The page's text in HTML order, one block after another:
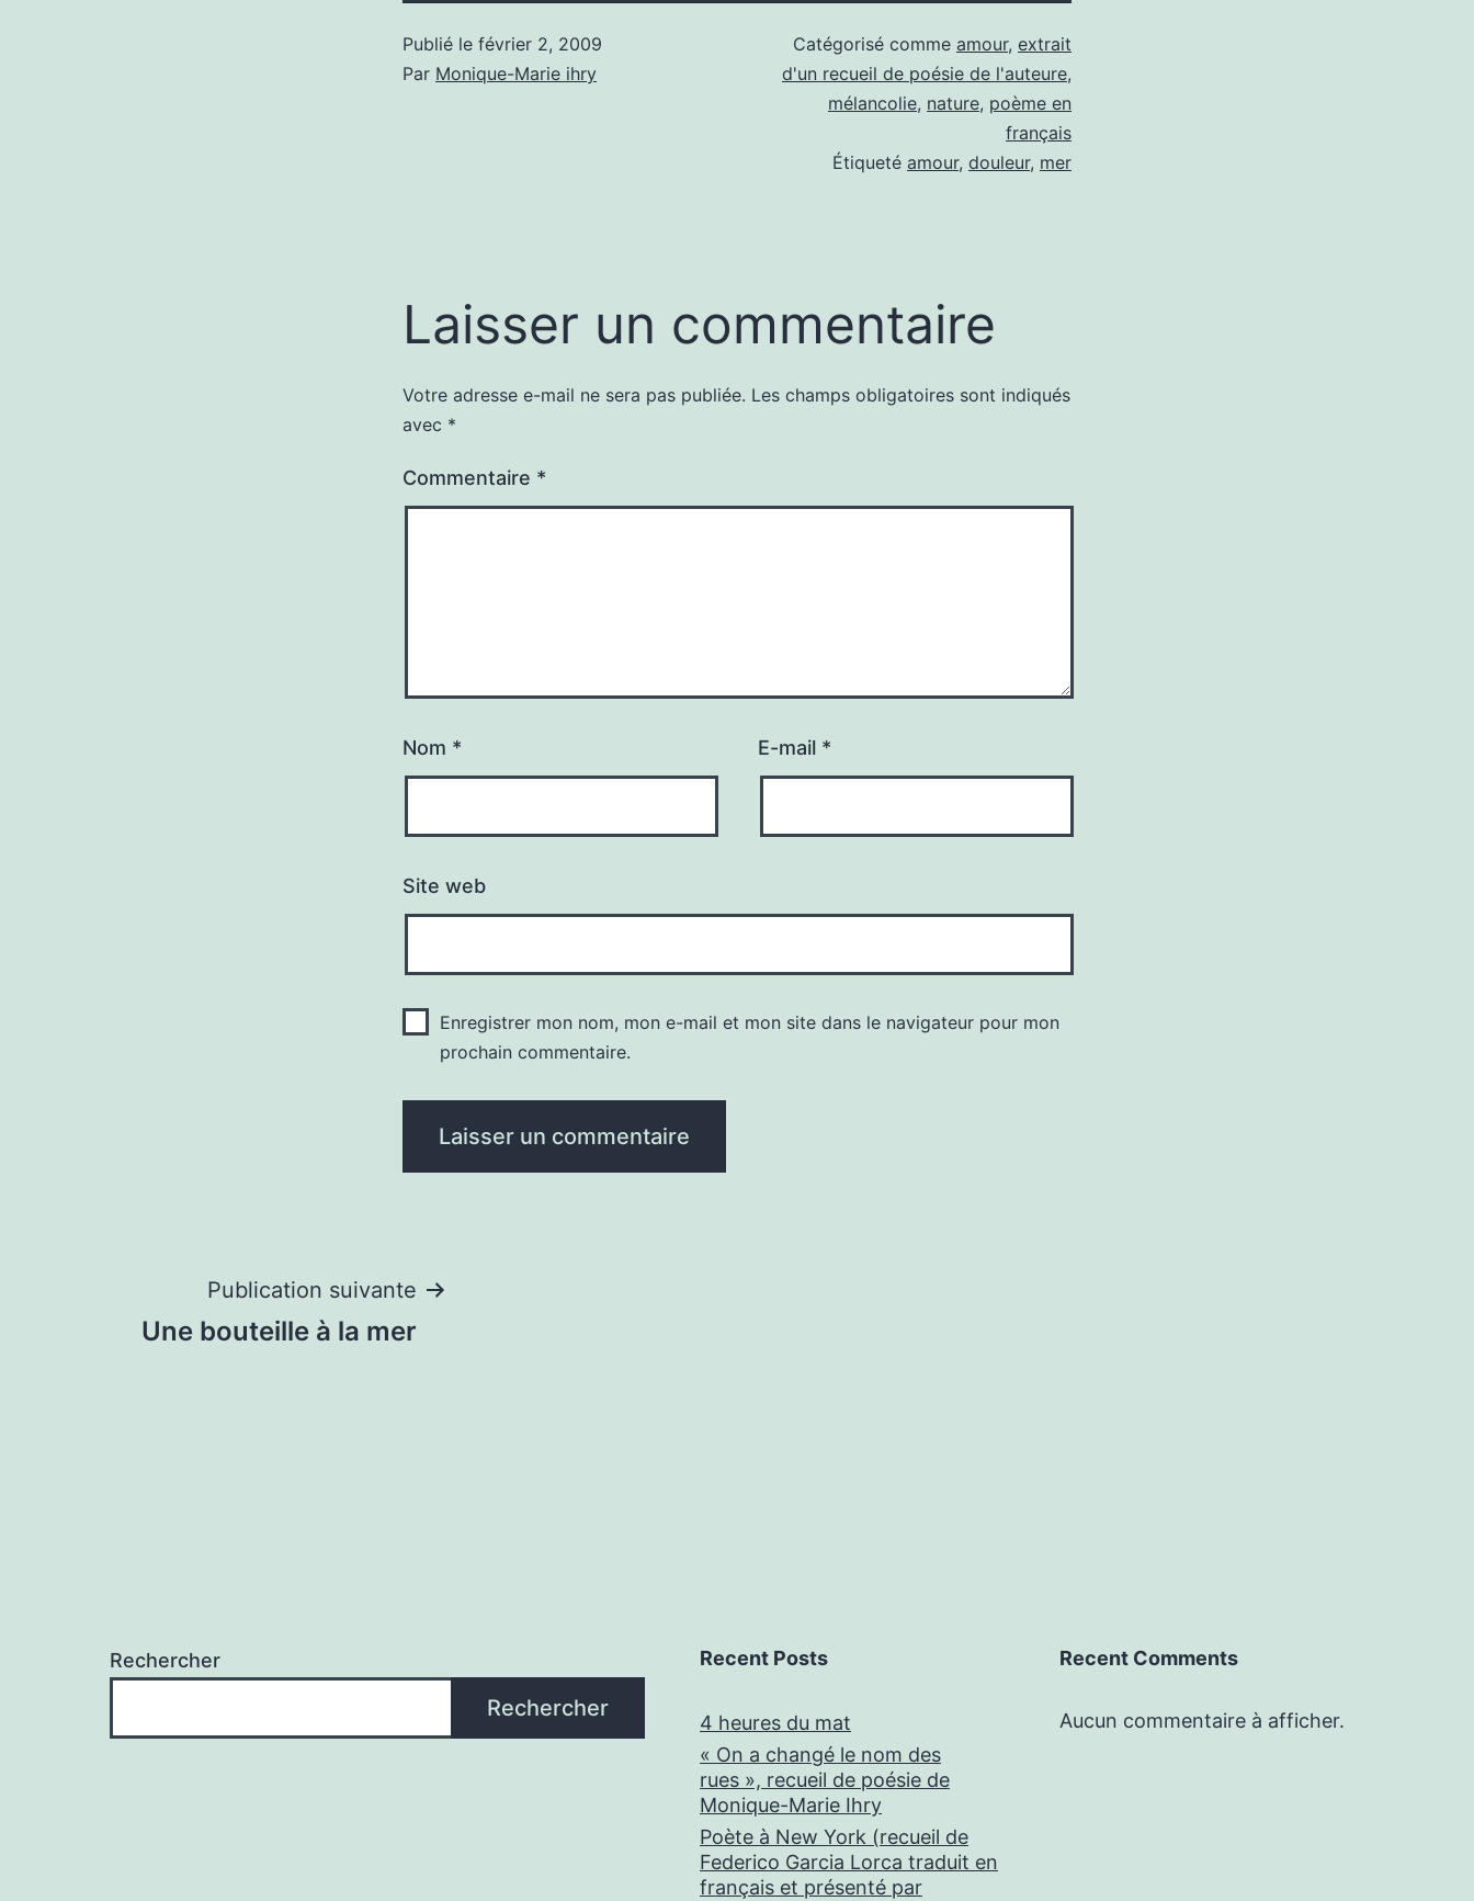
Publié le février 2, 2009
Par Monique-Marie ihry
Catégorisé comme amour, extrait
d'un recueil de poésie de l'auteure,
mélancolie, nature, poème en
français
Étiqueté amour, douleur, mer
Laisser un commentaire
Votre adresse e-mail ne sera pas publiée. Les champs obligatoires sont indiqués
avec *
Commentaire *
Nom * E-mail *
Site web
Enregistrer mon nom, mon e-mail et mon site dans le navigateur pour mon
prochain commentaire.
Alternative:
Navigation
Publication suivante
Une bouteille à la mer
Rechercher
Rechercher
Recent Posts
4 heures du mat
« On a changé le nom des
rues », recueil de poésie de
Monique-Marie Ihry
Poète à New York (recueil de
Federico Garcia Lorca traduit en
français et présenté par
Recent Comments
Aucun commentaire à afficher.